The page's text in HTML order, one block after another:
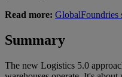
Read more: GlobalFoundries
Summary
The new Logistics 5.0